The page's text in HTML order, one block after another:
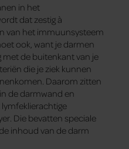
in het
dat zestig à
van het immuun­systeem
ook, want je darmen
de buitenkant van je
die je ziek kunnen
Daarom zitten
de darmwand en
Die bevatten speciale
inhoud van de darm